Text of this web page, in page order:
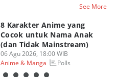
See More
8 Karakter Anime yang
Cocok untuk Nama Anak
(dan Tidak Mainstream)
06 Agu 2026, 18:00 WIB
Anime & Manga
Polls